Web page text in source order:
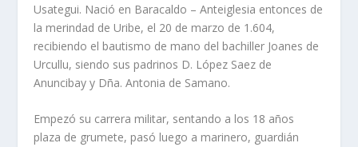
Usategui. Nació en Baracaldo – Anteiglesia entonces de
la merindad de Uribe, el 20 de marzo de 1.604,
recibiendo el bautismo de mano del bachiller Joanes de
Urcullu, siendo sus padrinos D. López Saez de
Anuncibay y Dña. Antonia de Samano.
Empezó su carrera militar, sentando a los 18 años
plaza de grumete, pasó luego a marinero, guardián